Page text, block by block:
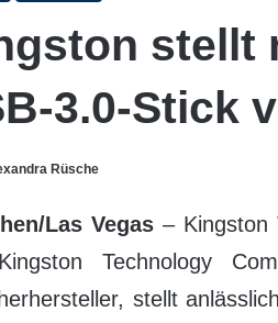
stellt
3.0-Stick
Rüsche
Las Vegas – Kingston
Technology
stellt